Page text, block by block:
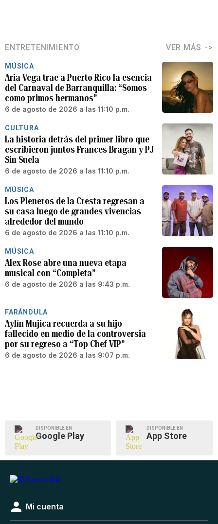
ENTRETENIMIENTO VER MÁS
MÚSICA
Aria Vega trae a Puerto Rico la esencia
del Carnaval de Barranquilla: “Somos
como primos hermanos”
6 de agosto de 2026 a las 11:10 p.m.
CULTURA
La historia detrás del primer libro que
escribieron juntos Frances Bragan y PJ
Sin Suela
6 de agosto de 2026 a las 11:10 p.m.
MÚSICA
Los Pleneros de la Cresta regresan a
su casa luego de grandes vivencias
alrededor del mundo
6 de agosto de 2026 a las 11:10 p.m.
MÚSICA
Alex Rose abre una nueva etapa
musical con “Completa”
6 de agosto de 2026 a las 9:43 p.m.
FARÁNDULA
Aylín Mujica recuerda a su hijo
fallecido en medio de la controversia
por su regreso a “Top Chef VIP”
6 de agosto de 2026 a las 9:07 p.m.
DISPONIBLE EN
Google Play
DISPONIBLE EN
App Store
Mi cuenta